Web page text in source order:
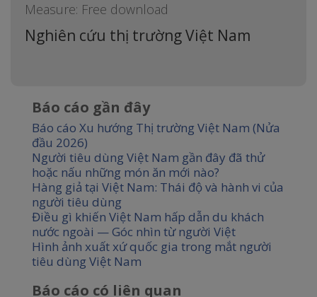
Measure: Free download
Nghiên cứu thị trường Việt Nam
Báo cáo gần đây
Báo cáo Xu hướng Thị trường Việt Nam (Nửa
đầu 2026)
Người tiêu dùng Việt Nam gần đây đã thử
hoặc nấu những món ăn mới nào?
Hàng giả tại Việt Nam: Thái độ và hành vi của
người tiêu dùng
Điều gì khiến Việt Nam hấp dẫn du khách
nước ngoài — Góc nhìn từ người Việt
Hình ảnh xuất xứ quốc gia trong mắt người
tiêu dùng Việt Nam
Báo cáo có liên quan